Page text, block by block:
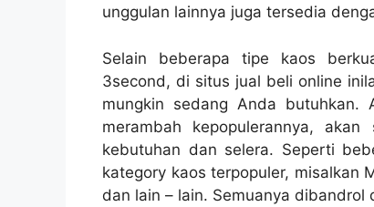
unggulan lainnya juga tersedia
Selain beberapa tipe kaos
3second, di situs jual beli online
mungkin sedang Anda
merambah kepopulerannya,
kebutuhan dan selera. Seperti
kategory kaos terpopuler, misalkan
dan lain – lain. Semuanya dibandrol